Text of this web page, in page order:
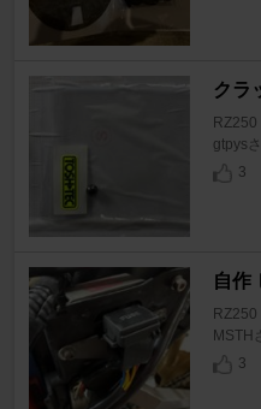
クラ
RZ250
gtpys
3
自作
RZ250
MSTH
3